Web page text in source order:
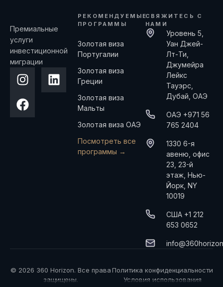
Премиальные
услуги
инвестиционной
миграции
РЕКОМЕНДУЕМЫЕ
ПРОГРАММЫ
Золотая виза
Португалии
Золотая виза
Греции
Золотая виза
Мальты
Золотая виза ОАЭ
Посмотреть все
программы →
СВЯЖИТЕСЬ С
НАМИ
Уровень 5,
Уан Джей-
Лт-Ти,
Джумейра
Лейкс
Тауэрс,
Дубай, ОАЭ
ОАЭ +971 56
765 2404
1330 6-я
авеню, офис
23, 23-й
этаж, Нью-
Йорк, NY
10019
США +1 212
653 0652
© 2026 360 Horizon. Все права
защищены.
Политика конфиденциальности
Условия использования